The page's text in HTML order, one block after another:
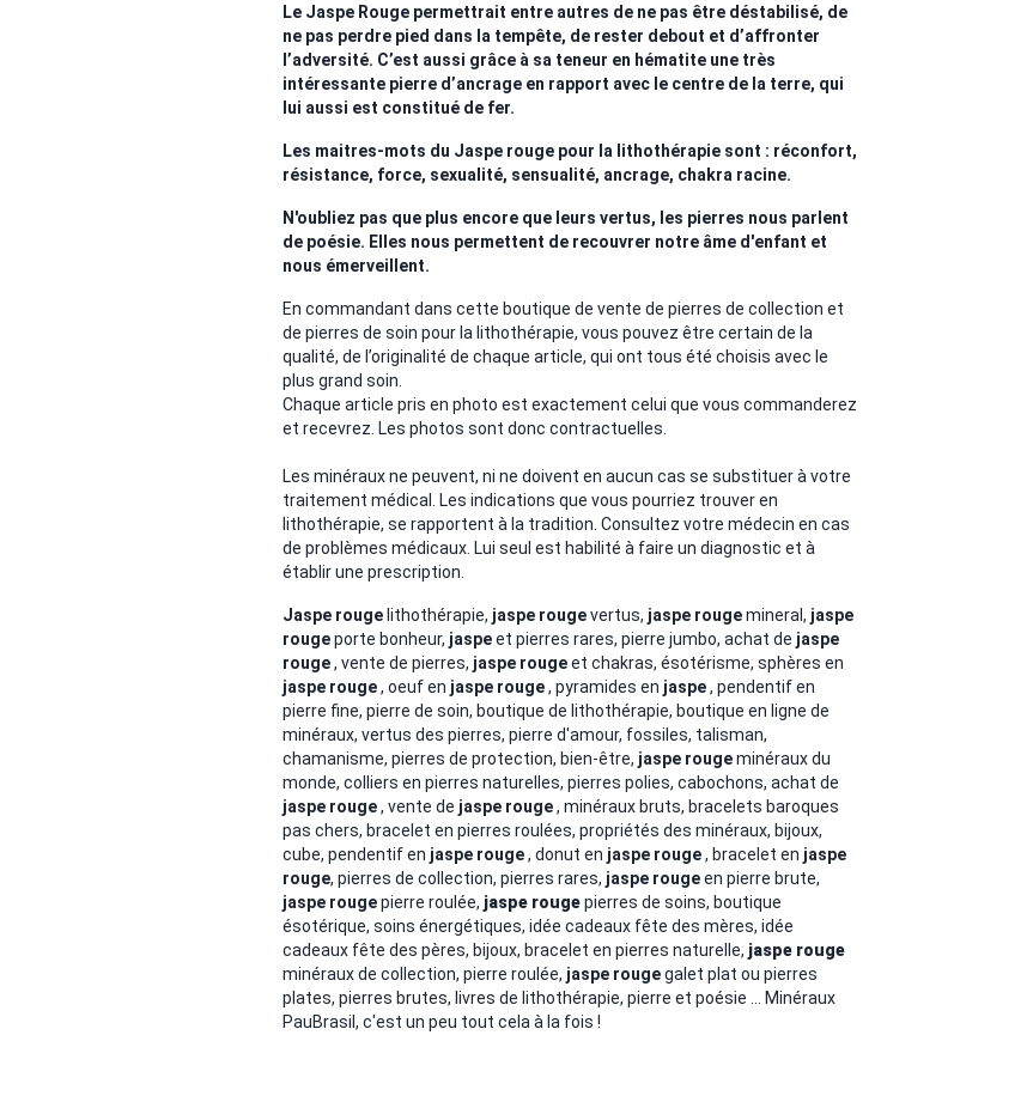
Le Jaspe Rouge permettrait entre autres de ne pas être déstabilisé, de
ne pas perdre pied dans la tempête, de rester debout et d’affronter
l’adversité. C’est aussi grâce à sa teneur en hématite une très
intéressante pierre d’ancrage en rapport avec le centre de la terre, qui
lui aussi est constitué de fer.
Les maitres-mots du Jaspe rouge pour la lithothérapie sont : réconfort,
résistance, force, sexualité, sensualité, ancrage, chakra racine.
N'oubliez pas que plus encore que leurs vertus, les pierres nous parlent
de poésie. Elles nous permettent de recouvrer notre âme d'enfant et
nous émerveillent.
En commandant dans cette boutique de vente de pierres de collection et
de pierres de soin pour la lithothérapie, vous pouvez être certain de la
qualité, de l’originalité de chaque article, qui ont tous été choisis avec le
plus grand soin.
Chaque article pris en photo est exactement celui que vous commanderez
et recevrez. Les photos sont donc contractuelles.
Les minéraux ne peuvent, ni ne doivent en aucun cas se substituer à votre
traitement médical. Les indications que vous pourriez trouver en
lithothérapie, se rapportent à la tradition. Consultez votre médecin en cas
de problèmes médicaux. Lui seul est habilité à faire un diagnostic et à
établir une prescription.
Jaspe rouge lithothérapie, jaspe rougevertus, jaspe rougemineral, jaspe
rougeporte bonheur, jaspeet pierres rares, pierre jumbo, achat de jaspe
rouge, vente de pierres, jaspe rougeet chakras, ésotérisme, sphères en
jaspe rouge, oeuf en jaspe rouge, pyramides en jaspe, pendentif en
pierre fine, pierre de soin, boutique de lithothérapie, boutique en ligne de
minéraux, vertus des pierres, pierre d'amour, fossiles, talisman,
chamanisme, pierres de protection, bien-être, jaspe rougeminéraux du
monde, colliers en pierres naturelles, pierres polies, cabochons, achat de
jaspe rouge, vente de jaspe rouge, minéraux bruts, bracelets baroques
pas chers, bracelet en pierres roulées, propriétés des minéraux, bijoux,
cube, pendentif en jaspe rouge, donut en jaspe rouge, bracelet en jaspe
rouge, pierres de collection, pierres rares, jaspe rougeen pierre brute,
jaspe rougepierre roulée, jaspe rougepierres de soins, boutique
ésotérique, soins énergétiques, idée cadeaux fête des mères, idée
cadeaux fête des pères, bijoux, bracelet en pierres naturelle, jaspe rouge
minéraux de collection, pierre roulée, jaspe rougegalet plat ou pierres
plates, pierres brutes, livres de lithothérapie, pierre et poésie ... Minéraux
PauBrasil, c'est un peu tout cela à la fois !